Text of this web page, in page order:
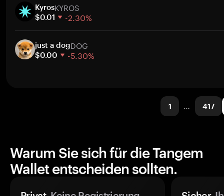
30 Tage
Marktkapitalisierung
KyrosKYROS
$0.01 -2.30%
30 Tage
Marktkapitalisierung
just a dogDOG
$0.00 -5.30%
1 … 417
Warum Sie sich für die Tangem
Wallet entscheiden sollten.